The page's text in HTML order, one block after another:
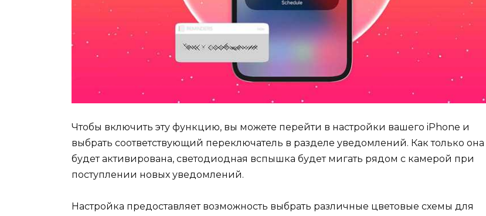
Чтобы включить эту функцию, вы можете перейти в настройки вашего iPhone и
выбрать соответствующий переключатель в разделе уведомлений. Как только она
будет активирована, светодиодная вспышка будет мигать рядом с камерой при
поступлении новых уведомлений.
Настройка предоставляет возможность выбрать различные цветовые схемы для